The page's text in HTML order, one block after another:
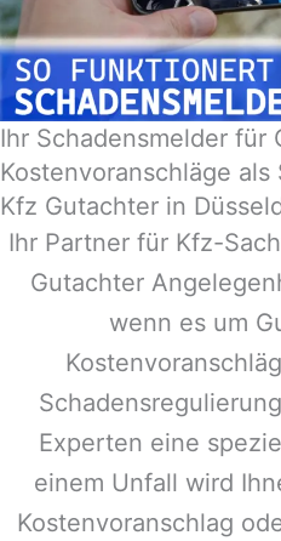
Ihr Schadensmelder für
Kostenvoranschläge
Kfz Gutachter in
Ihr Partner für Kfz-
Gutachter
wenn es um
Experten eine
einem Unfall wird
Kostenvoranschlag